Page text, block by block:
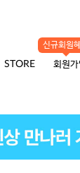
STORE
신규회원
회원가